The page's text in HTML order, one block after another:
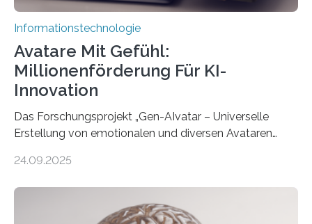
Informationstechnologie
Avatare Mit Gefühl:
Millionenförderung Für KI-
Innovation
Das Forschungsprojekt „Gen-AIvatar – Universelle
Erstellung von emotionalen und diversen Avataren
Förderung in Höhe von rund 2 Millionen Euro. Dabei
der Universität Bonn und der TH Köln gemeinsam mit
der MindPort GmbH eine neuartige, KI-gestützte
24.09.2025